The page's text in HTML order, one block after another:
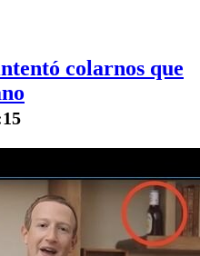
colarnos que